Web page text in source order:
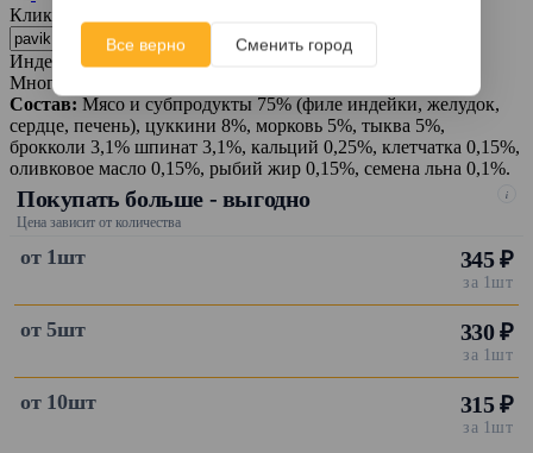
Все верно Сменить город
Кликните, чтобы скопировать прямую ссылку
Индейка с овощами 500 г.
Много
Состав: Мясо и субпродукты 75% (филе индейки, желудок,
сердце, печень), цуккини 8%, морковь 5%, тыква 5%,
брокколи 3,1% шпинат 3,1%, кальций 0,25%, клетчатка 0,15%,
оливковое масло 0,15%, рыбий жир 0,15%, семена льна 0,1%.
Покупать больше - выгодно i
Цена зависит от количества
от 1шт 345 ₽
за 1шт
от 5шт 330 ₽
за 1шт
от 10шт 315 ₽
за 1шт